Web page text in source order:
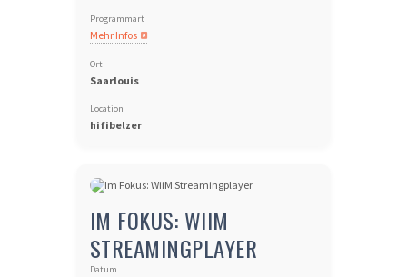
Programmart
Mehr Infos
Ort
Saarlouis
Location
hifibelzer
IM FOKUS: WIIM
STREAMINGPLAYER
Datum